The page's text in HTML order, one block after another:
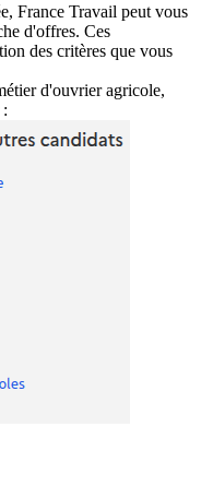
France Travail peut vous
d'offres. Ces
des critères que vous
d'ouvrier agricole,